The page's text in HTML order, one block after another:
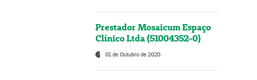
Prestador Mosaicum Espaço
Clínico Ltda (51004352-0)
01 de Outubro de 2020